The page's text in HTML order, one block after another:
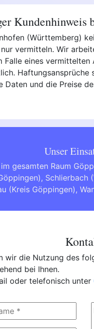
Kundenhinweis
(Württemberg)
vermitteln. Wir
eines
Daten und die Preise
Unser
gesamten Raum
, Schlierbach
(Kreis Göppingen),
die Nutzung des
bei Ihnen.
oder telefonisch unter